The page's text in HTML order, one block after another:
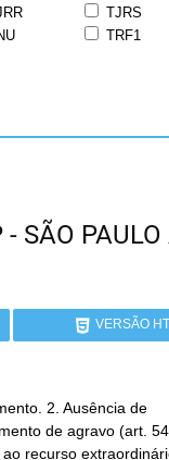
TJRS
TRF1
SÃO PAULO
VERSÃO
2. Ausência de